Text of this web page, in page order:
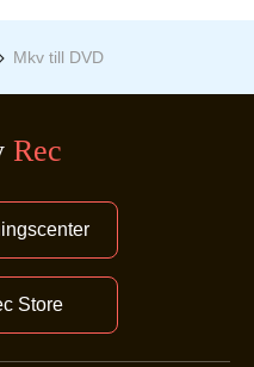
Mkv till DVD
Store